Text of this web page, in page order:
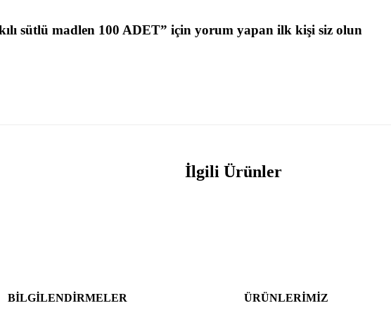
sütlü madlen 100 ADET” için yorum yapan ilk kişi siz olun
İlgili Ürünler
BILGILENDIRMELER ÜRÜNLERIMIZ